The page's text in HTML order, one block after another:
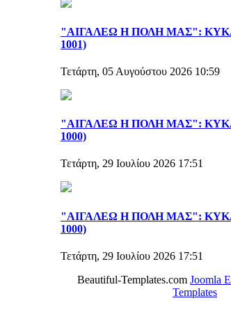
"ΑΙΓΑΛΕΩ Η ΠΟΛΗ ΜΑΣ":
1001)
Τετάρτη, 05 Αυγούστου 2026 10:59
"ΑΙΓΑΛΕΩ Η ΠΟΛΗ ΜΑΣ":
1000)
Τετάρτη, 29 Ιουλίου 2026 17:51
"ΑΙΓΑΛΕΩ Η ΠΟΛΗ ΜΑΣ":
1000)
Τετάρτη, 29 Ιουλίου 2026 17:51
Beautiful-Templates.comJoomla
Templates